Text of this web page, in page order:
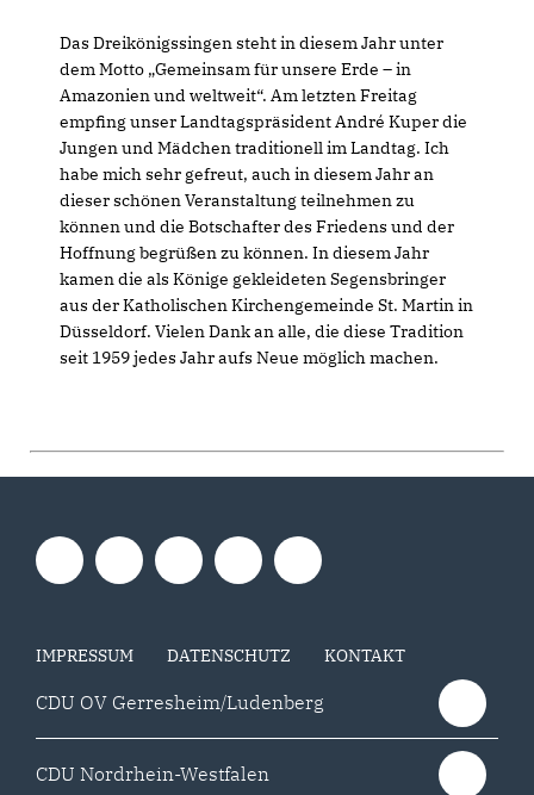
Das Dreikönigssingen steht in diesem Jahr unter
dem Motto „Gemeinsam für unsere Erde – in
Amazonien und weltweit“. Am letzten Freitag
empfing unser Landtagspräsident André Kuper die
Jungen und Mädchen traditionell im Landtag. Ich
habe mich sehr gefreut, auch in diesem Jahr an
dieser schönen Veranstaltung teilnehmen zu
können und die Botschafter des Friedens und der
Hoffnung begrüßen zu können. In diesem Jahr
kamen die als Könige gekleideten Segensbringer
aus der Katholischen Kirchengemeinde St. Martin in
Düsseldorf. Vielen Dank an alle, die diese Tradition
seit 1959 jedes Jahr aufs Neue möglich machen.
IMPRESSUM DATENSCHUTZ KONTAKT
CDU OV Gerresheim/Ludenberg
CDU Nordrhein-Westfalen